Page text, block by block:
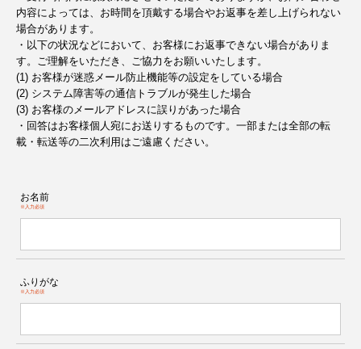
内容によっては、お時間を頂戴する場合やお返事を差し上げられない
場合があります。
・以下の状況などにおいて、お客様にお返事できない場合がありま
す。ご理解をいただき、ご協力をお願いいたします。
(1) お客様が迷惑メール防止機能等の設定をしている場合
(2) システム障害等の通信トラブルが発生した場合
(3) お客様のメールアドレスに誤りがあった場合
・回答はお客様個人宛にお送りするものです。一部または全部の転
載・転送等の二次利用はご遠慮ください。
お名前
※入力必須
ふりがな
※入力必須